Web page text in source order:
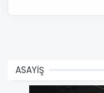
ASAYİŞ